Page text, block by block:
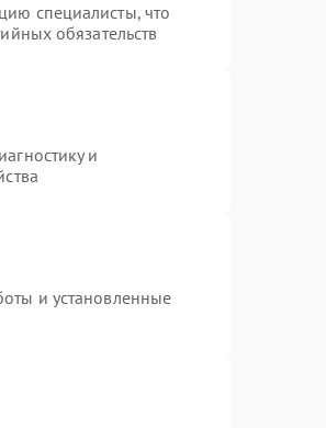
специалисты, что
обязательств
и
и установленные